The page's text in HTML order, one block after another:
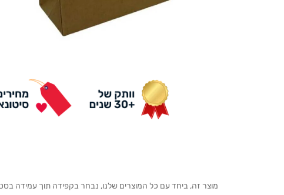
מוצר זה, ביחד עם כל המוצרים שלנו, נבחר בקפידה תוך עמידה